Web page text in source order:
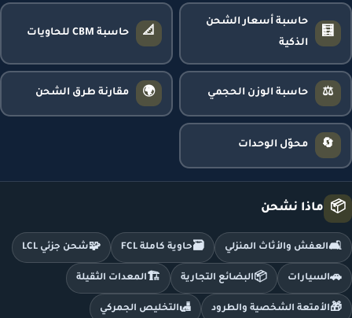
🧮
حاسبة أسعار الشحن
الذكية
📐 حاسبة CBM للحاويات
⚖️ حاسبة الوزن الحجمي 🌍 مقارنة طرق الشحن
🔄 محوّل الوحدات
📦 ماذا نشحن
🛋️العفش والأثاث المنزلي 🗃️حاوية كاملة FCL 🧩شحن جزئي LCL
🚗السيارات 📦البضائع التجارية 🏗️المعدات الثقيلة
🎁الأمتعة الشخصية والطرود 🛃التخليص الجمركي